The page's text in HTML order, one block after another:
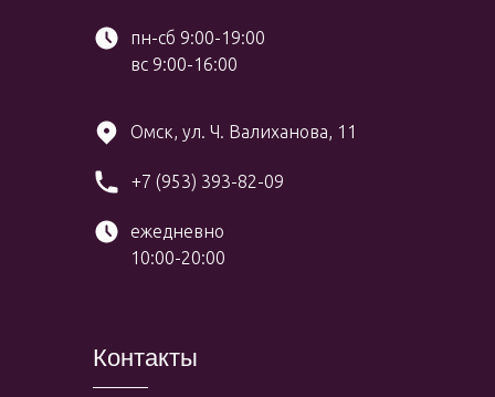
пн-сб 9:00-19:00
вс 9:00-16:00
+7 (953) 393-82-09
ежедневно
10:00-20:00
Омск, ул. Ч. Валиханова, 11
Контакты